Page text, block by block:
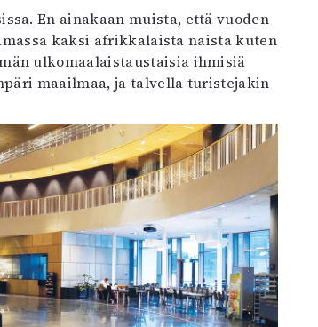
En ainakaan muista, että vuoden
kaksi afrikkalaista naista kuten
ulkomaalaistaustaisia ihmisiä
maailmaa, ja talvella turistejakin